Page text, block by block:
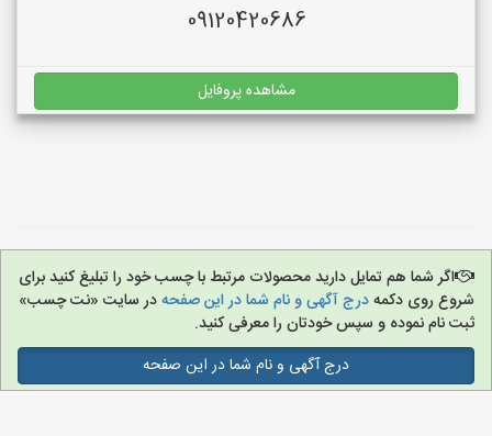
09120420686
مشاهده پروفایل
اگر شما هم تمایل دارید محصولات مرتبط با چسب خود را تبلیغ کنید برای
شروع روی دکمهدرج آگهی و نام شما در این صفحهدر سایت «نت چسب»
ثبت نام نموده و سپس خودتان را معرفی کنید.
درج آگهی و نام شما در این صفحه